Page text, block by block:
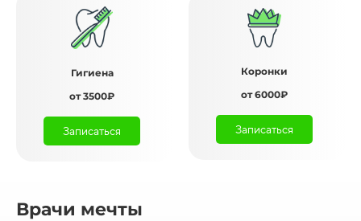
Гигиена
от 3500₽
Записаться
Коронки
от 6000₽
Записаться
Врачи мечты